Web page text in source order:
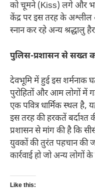
को चूमने (Kiss) लगे और
केंद्र पर इस तरह के
स्नान कर रहे अन्य श्रद्धालु
पुलिस-प्रशासन से सख्त
देवभूमि में हुई इस शर्मनाक
पुरोहितों और आम लोगों में
एक पवित्र धार्मिक स्थल है,
इस तरह की हरकतें बर्दाश्त
प्रशासन से मांग की है कि
युवकों की तुरंत पहचान की
कार्रवाई हो जो अन्य लोगों
Like this: